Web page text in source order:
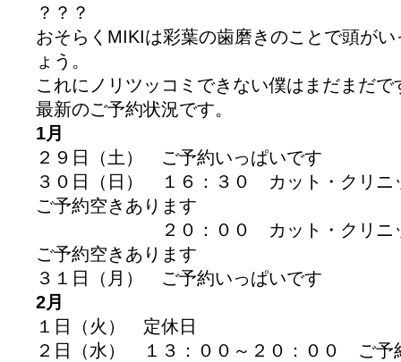
？？？
おそらくMIKIは彩葉の歯磨きのことで頭が
ょう。
これにノリツッコミできない僕はまだまだで
最新のご予約状況です。
1月
２９日（土） ご予約いっぱいです
３０日（日） １６：３０ カット・クリニ
ご予約空きあります
２０：００ カット・クリニック
ご予約空きあります
３１日（月） ご予約いっぱいです
2月
１日（火） 定休日
２日（水） １３：００～２０：００ ご予